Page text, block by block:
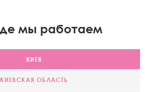
мы работаем
КИЕВ
КИЕВСКАЯ ОБЛАСТЬ